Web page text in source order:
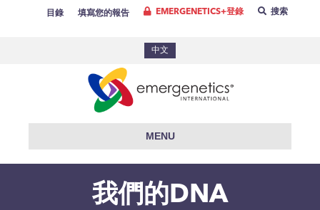
目錄 填寫您的報告 EMERGENETICS+登錄 搜索
中文
MENU
我們的DNA